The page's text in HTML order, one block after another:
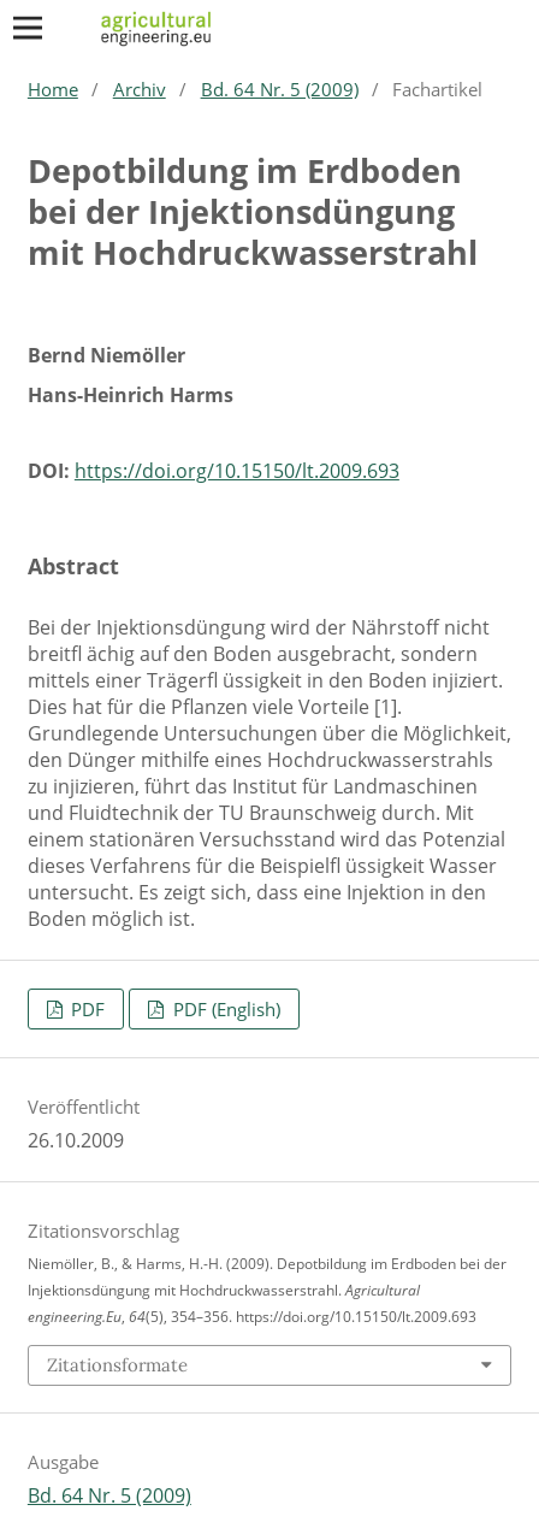
Home / Archiv / Bd. 64 Nr. 5 (2009) / Fachartikel
Depotbildung im Erdboden
bei der Injektionsdüngung
mit Hochdruckwasserstrahl
Bernd Niemöller
Hans-Heinrich Harms
DOI: https://doi.org/10.15150/lt.2009.693
Abstract
Bei der Injektionsdüngung wird der Nährstoff nicht
breitfl ächig auf den Boden ausgebracht, sondern
mittels einer Trägerfl üssigkeit in den Boden injiziert.
Dies hat für die Pflanzen viele Vorteile [1].
Grundlegende Untersuchungen über die Möglichkeit,
den Dünger mithilfe eines Hochdruckwasserstrahls
zu injizieren, führt das Institut für Landmaschinen
und Fluidtechnik der TU Braunschweig durch. Mit
einem stationären Versuchsstand wird das Potenzial
dieses Verfahrens für die Beispielfl üssigkeit Wasser
untersucht. Es zeigt sich, dass eine Injektion in den
Boden möglich ist.
PDF PDF (English)
Veröffentlicht
26.10.2009
Zitationsvorschlag
Niemöller, B., & Harms, H.-H. (2009). Depotbildung im Erdboden bei der
Injektionsdüngung mit Hochdruckwasserstrahl.Agricultural
engineering.Eu, 64(5), 354–356. https://doi.org/10.15150/lt.2009.693
Zitationsformate
Ausgabe
Bd. 64 Nr. 5 (2009)